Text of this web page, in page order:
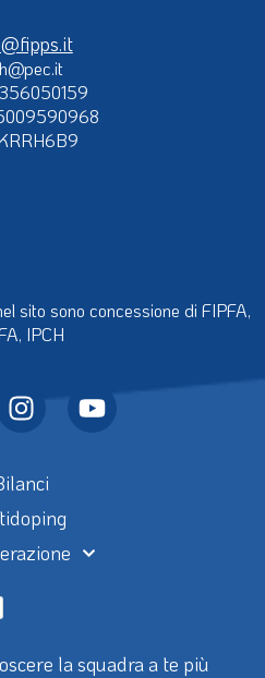
sito sono concessione di FIPFA,
IPCH
la squadra a te più